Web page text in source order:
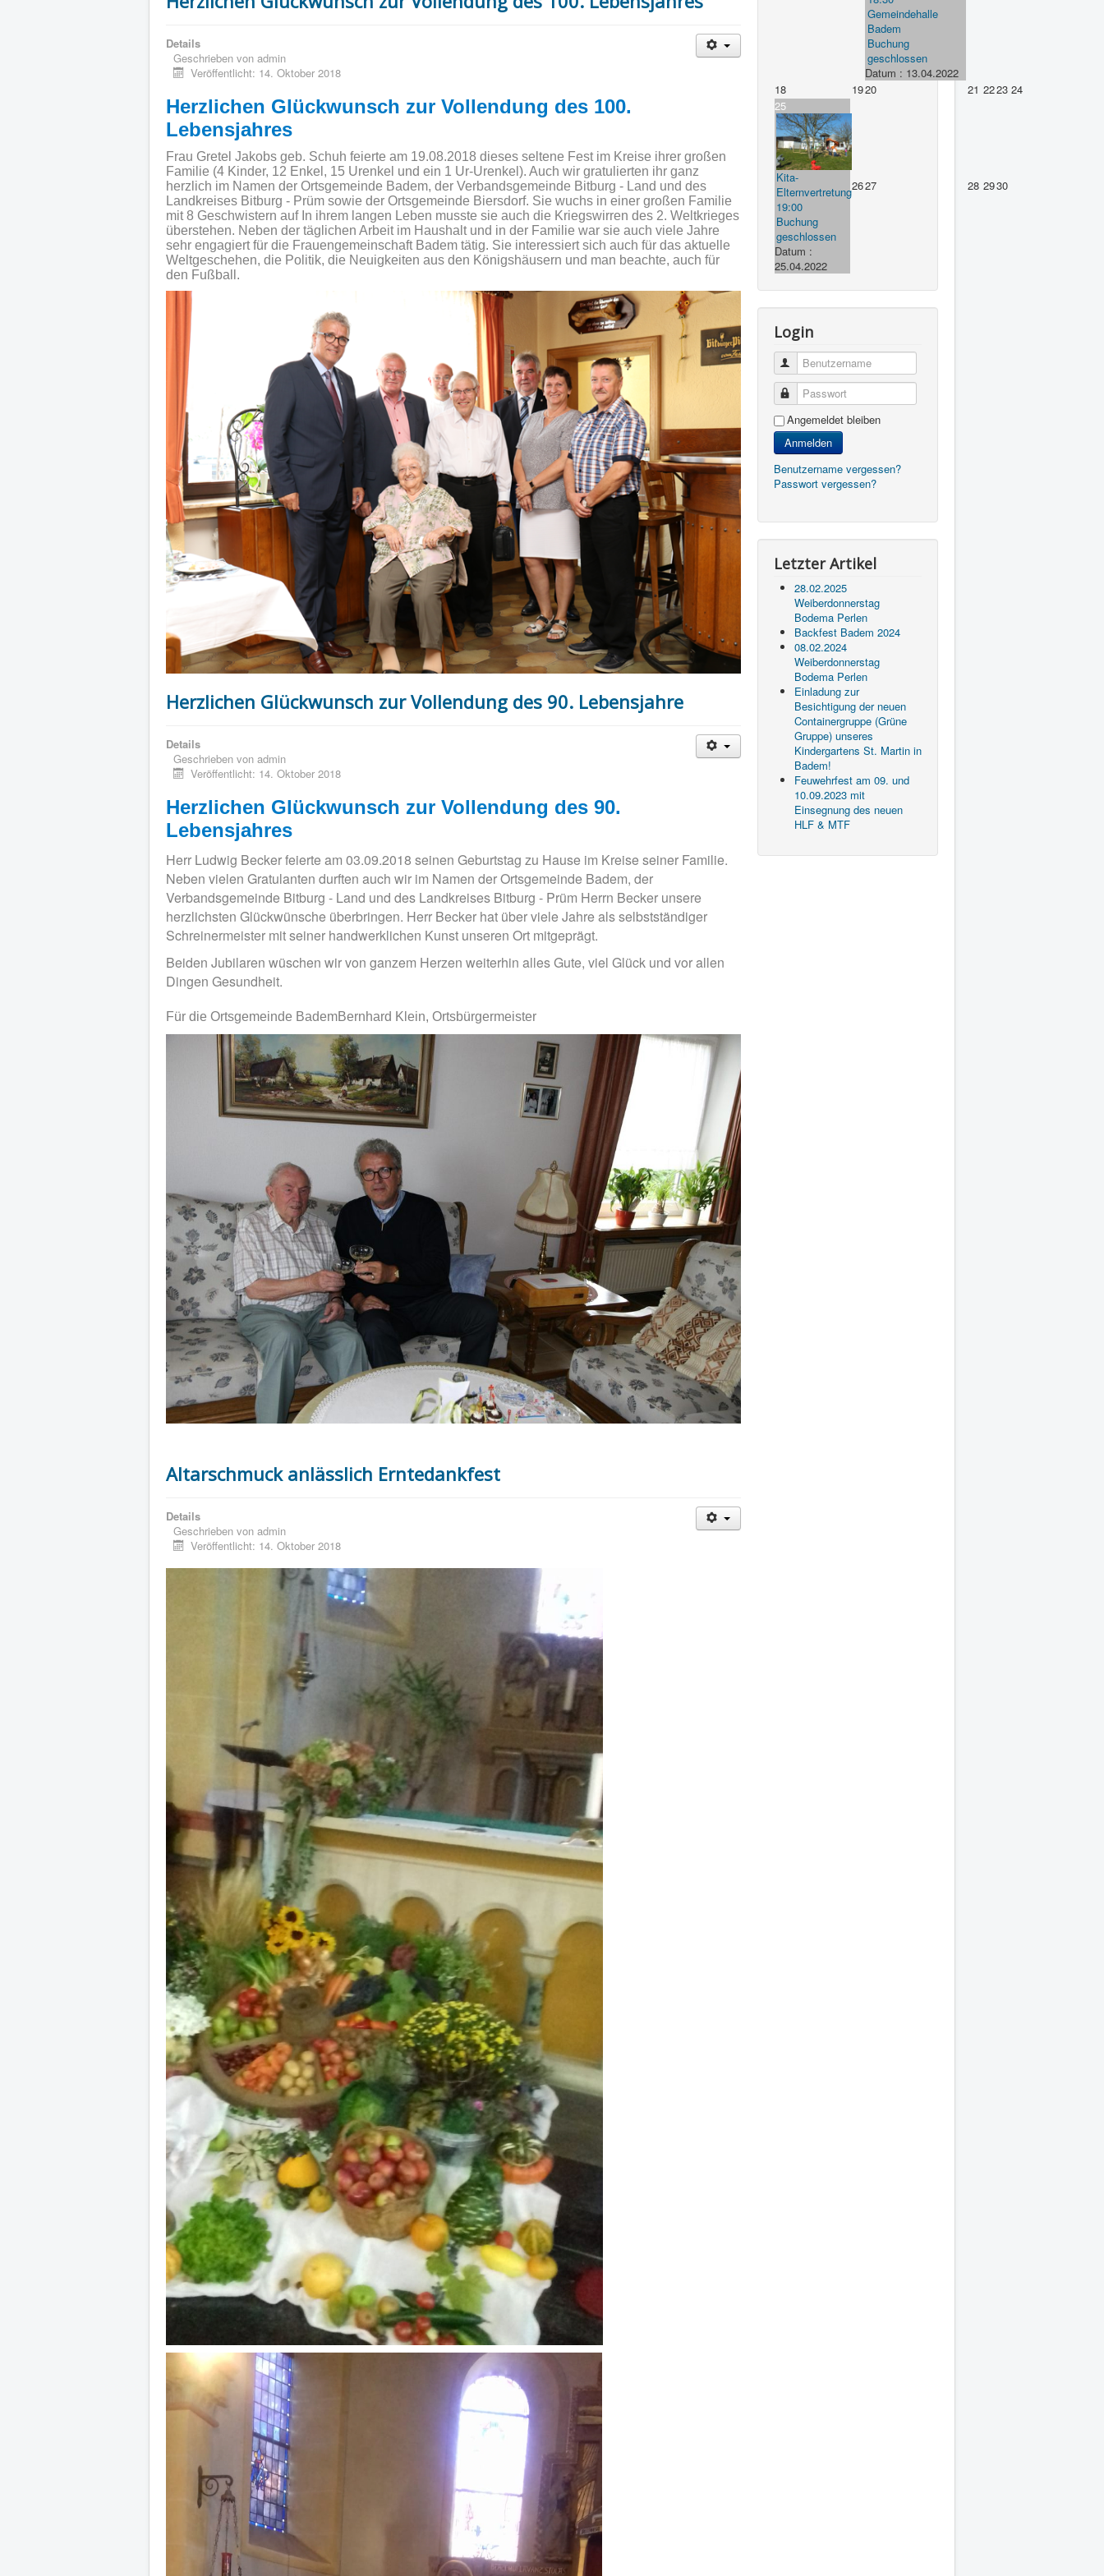
Details
Geschrieben von admin
Veröffentlicht: 14. Oktober 2018
Herzlichen Glückwunsch zur Vollendung des 100.
Lebensjahres
Frau Gretel Jakobs geb. Schuh feierte am 19.08.2018 dieses seltene Fest im Kreise ihrer großen
Familie (4 Kinder, 12 Enkel, 15 Urenkel und ein 1 Ur-Urenkel). Auch wir gratulierten ihr ganz
herzlich im Namen der Ortsgemeinde Badem, der Verbandsgemeinde Bitburg - Land und des
Landkreises Bitburg - Prüm sowie der Ortsgemeinde Biersdorf. Sie wuchs in einer großen Familie
mit 8 Geschwistern auf In ihrem langen Leben musste sie auch die Kriegswirren des 2. Weltkrieges
überstehen. Neben der täglichen Arbeit im Haushalt und in der Familie war sie auch viele Jahre
sehr engagiert für die Frauengemeinschaft Badem tätig. Sie interessiert sich auch für das aktuelle
Weltgeschehen, die Politik, die Neuigkeiten aus den Königshäusern und man beachte, auch für
den Fußball.
Herzlichen Glückwunsch zur Vollendung des 90. Lebensjahre
Details
Geschrieben von admin
Veröffentlicht: 14. Oktober 2018
Herzlichen Glückwunsch zur Vollendung des 90.
Lebensjahres
Herr Ludwig Becker feierte am 03.09.2018 seinen Geburtstag zu Hause im Kreise seiner Familie.
Neben vielen Gratulanten durften auch wir im Namen der Ortsgemeinde Badem, der
Verbandsgemeinde Bitburg - Land und des Landkreises Bitburg - Prüm Herrn Becker unsere
herzlichsten Glückwünsche überbringen. Herr Becker hat über viele Jahre als selbstständiger
Schreinermeister mit seiner handwerklichen Kunst unseren Ort mitgeprägt.
Beiden Jubilaren wüschen wir von ganzem Herzen weiterhin alles Gute, viel Glück und vor allen
Dingen Gesundheit.
Für die Ortsgemeinde BademBernhard Klein, Ortsbürgermeister
Altarschmuck anlässlich Erntedankfest
Details
Geschrieben von admin
Veröffentlicht: 14. Oktober 2018
Gemeindehalle
Badem
Buchung
geschlossen
Datum : 13.04.2022
18 1920 21 2223 24
25
Kita-
Elternvertretung
19:00
Buchung
geschlossen
Datum :
25.04.2022
2627 28 2930
Login
Benutzername
Passwort
Angemeldet bleiben
Anmelden
Benutzername vergessen?
Passwort vergessen?
Letzter Artikel
28.02.2025
Weiberdonnerstag
Bodema Perlen
Backfest Badem 2024
08.02.2024
Weiberdonnerstag
Bodema Perlen
Einladung zur
Besichtigung der neuen
Containergruppe (Grüne
Gruppe) unseres
Kindergartens St. Martin in
Badem!
Feuwehrfest am 09. und
10.09.2023 mit
Einsegnung des neuen
HLF & MTF